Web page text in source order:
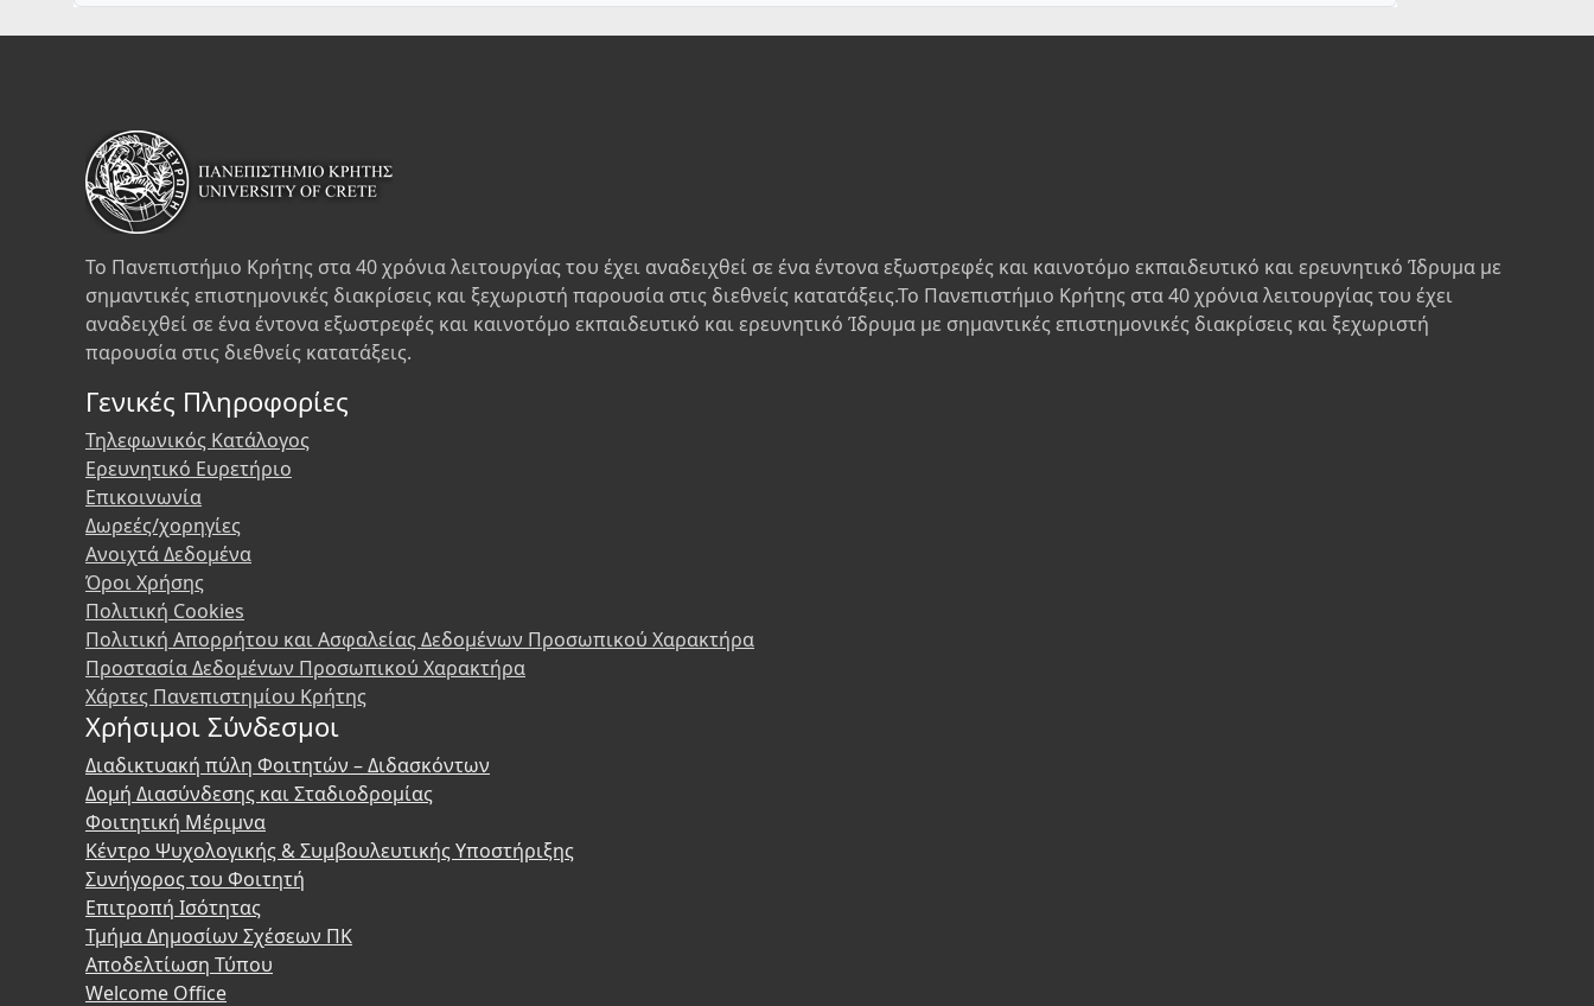
Το Πανεπιστήμιο Κρήτης στα 40 χρόνια λειτουργίας του έχει αναδειχθεί σε ένα έντονα εξωστρεφές και καινοτόμο εκπαιδευτικό και ερευνητικό Ίδρυμα με
σημαντικές επιστημονικές διακρίσεις και ξεχωριστή παρουσία στις διεθνείς κατατάξεις.Το Πανεπιστήμιο Κρήτης στα 40 χρόνια λειτουργίας του έχει
αναδειχθεί σε ένα έντονα εξωστρεφές και καινοτόμο εκπαιδευτικό και ερευνητικό Ίδρυμα με σημαντικές επιστημονικές διακρίσεις και ξεχωριστή
παρουσία στις διεθνείς κατατάξεις.
Γενικές Πληροφορίες
Τηλεφωνικός Κατάλογος
Ερευνητικό Ευρετήριο
Επικοινωνία
Δωρεές/χορηγίες
Ανοιχτά Δεδομένα
Όροι Χρήσης
Πολιτική Cookies
Πολιτική Απορρήτου και Ασφαλείας Δεδομένων Προσωπικού Χαρακτήρα
Προστασία Δεδομένων Προσωπικού Χαρακτήρα
Χάρτες Πανεπιστημίου Κρήτης
Χρήσιμοι Σύνδεσμοι
Διαδικτυακή πύλη Φοιτητών – Διδασκόντων
Δομή Διασύνδεσης και Σταδιοδρομίας
Φοιτητική Μέριμνα
Κέντρο Ψυχολογικής & Συμβουλευτικής Υποστήριξης
Συνήγορος του Φοιτητή
Επιτροπή Ισότητας
Τμήμα Δημοσίων Σχέσεων ΠΚ
Αποδελτίωση Τύπου
Welcome Office